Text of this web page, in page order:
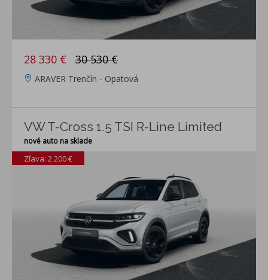
28 330 € 30 530 €
ARAVER Trenčín - Opatová
VW T-Cross 1.5 TSI R-Line Limited
nové auto na sklade
Zľava: 2 200 €